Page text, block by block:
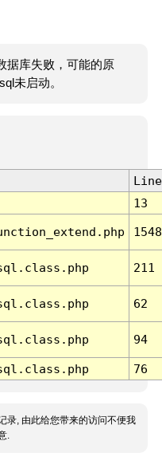
据库失败，可能的原
未启动。
Line
13
1548
211
62
94
76
录, 由此给您带来的访问不便我
.